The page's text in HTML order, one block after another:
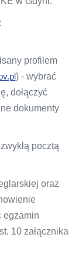
profilem
) - wybrać
dołączyć
dokumenty
pocztą
oraz
egzamin
10 załącznika